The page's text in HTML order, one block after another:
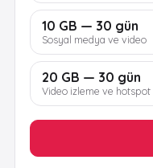
10 GB — 30 gün
Sosyal medya ve video
20 GB — 30 gün
Video izleme ve hotspot